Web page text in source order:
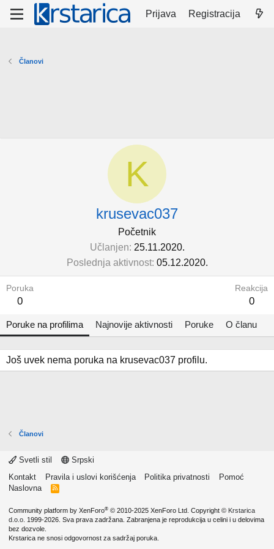
Prijava Registracija
Članovi
K
krusevac037
Početnik
Učlanjen 25.11.2020.
Poslednja aktivnost 05.12.2020.
Poruka
0
Reakcija
0
Poruke na profilima Najnovije aktivnosti Poruke O članu
Još uvek nema poruka na krusevac037 profilu.
Članovi
Svetli stil
Srpski
Kontakt
Pravila i uslovi korišćenja Politika privatnosti
Pomoć
Naslovna
R
Community platform by XenForo® © 2010-2025 XenForo Ltd. Copyright © Krstarica
d.o.o. 1999-2026. Sva prava zadržana. Zabranjena je reprodukcija u celini i u delovima
bez dozvole.
Krstarica ne snosi odgovornost za sadržaj poruka.